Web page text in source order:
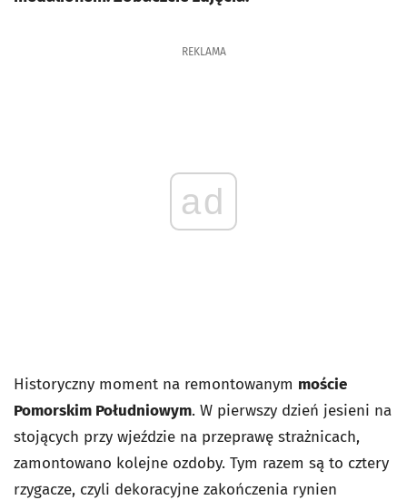
REKLAMA
ad
Historyczny moment na remontowanym moście
Pomorskim Południowym. W pierwszy dzień jesieni na
stojących przy wjeździe na przeprawę strażnicach,
zamontowano kolejne ozdoby. Tym razem są to cztery
rzygacze, czyli dekoracyjne zakończenia rynien